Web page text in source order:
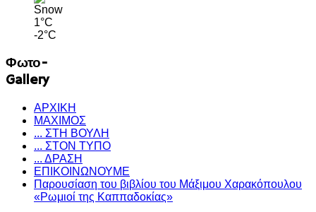
1°C
-2°C
Φωτο-
Gallery
ΑΡΧΙΚΗ
ΜΑΧΙΜΟΣ
... ΣΤΗ ΒΟΥΛΗ
... ΣΤΟΝ ΤΥΠΟ
... ΔΡΑΣΗ
ΕΠΙΚΟΙΝΩΝΟΥΜΕ
Παρουσίαση του βιβλίου του Μάξιμου Χαρακόπουλου
«Ρωμιοί της Καππαδοκίας»